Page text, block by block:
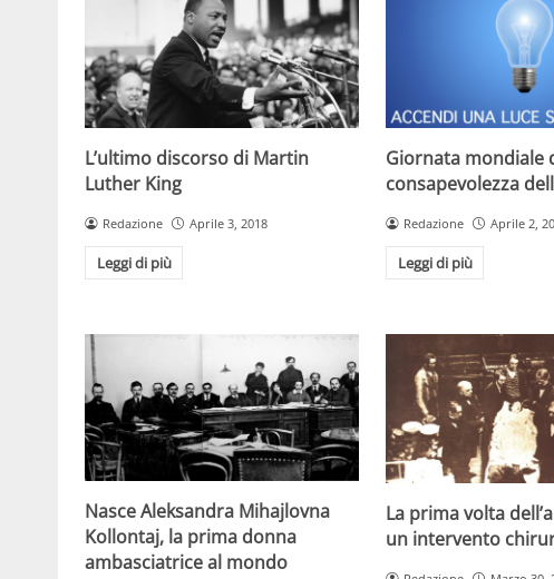
L’ultimo discorso di Martin
Luther King
Redazione Aprile 3, 2018
Leggi di più
Giornata mondiale
consapevolezza
Redazione Aprile 2,
Leggi di più
Nasce Aleksandra Mihajlovna
Kollontaj, la prima donna
ambasciatrice al mondo
La prima volta
un intervento